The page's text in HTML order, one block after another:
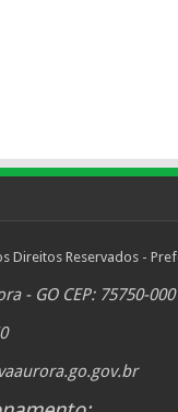
Direitos Reservados -
- GO CEP: 75750-000